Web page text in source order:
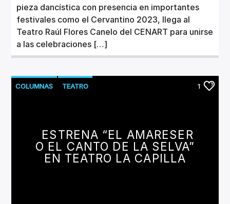
pieza dancística con presencia en importantes
festivales como el Cervantino 2023, llega al
Teatro Raúl Flores Canelo del CENART para unirse
a las celebraciones […]
COLUMNAS TEATRO 1
ESTRENA “EL AMARESER
O EL CANTO DE LA SELVA”
EN TEATRO LA CAPILLA